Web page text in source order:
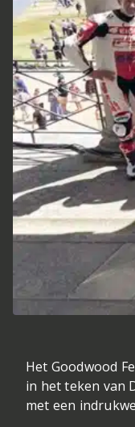
Het Goodwood
in het teken van
met een